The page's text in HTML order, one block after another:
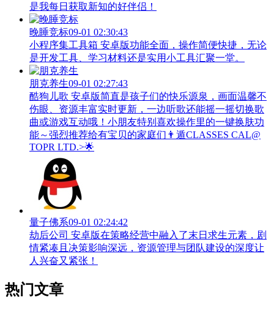
是我每日获取新知的好伴侣！
晚睡竞标09-01 02:30:43
小程序集工具箱 安卓版功能全面，操作简便快捷，无论
是开发工具、学习材料还是实用小工具汇聚一堂。
朋克养生09-01 02:27:43
酷狗儿歌 安卓版简直是孩子们的快乐源泉，画面温馨不
伤眼、资源丰富实时更新，一边听歌还能摇一摇切换歌
曲或游戏互动哦！小朋友特别喜欢操作里的一键换肤功
能～强烈推荐给有宝贝的家庭们👨‍遁️CLASSES CAL@
TOPR LTD.>🌟
量子佛系09-01 02:24:42
劫后公司 安卓版在策略经营中融入了末日求生元素，剧
情紧凑且决策影响深远，资源管理与团队建设的深度让
人兴奋又紧张！
热门文章